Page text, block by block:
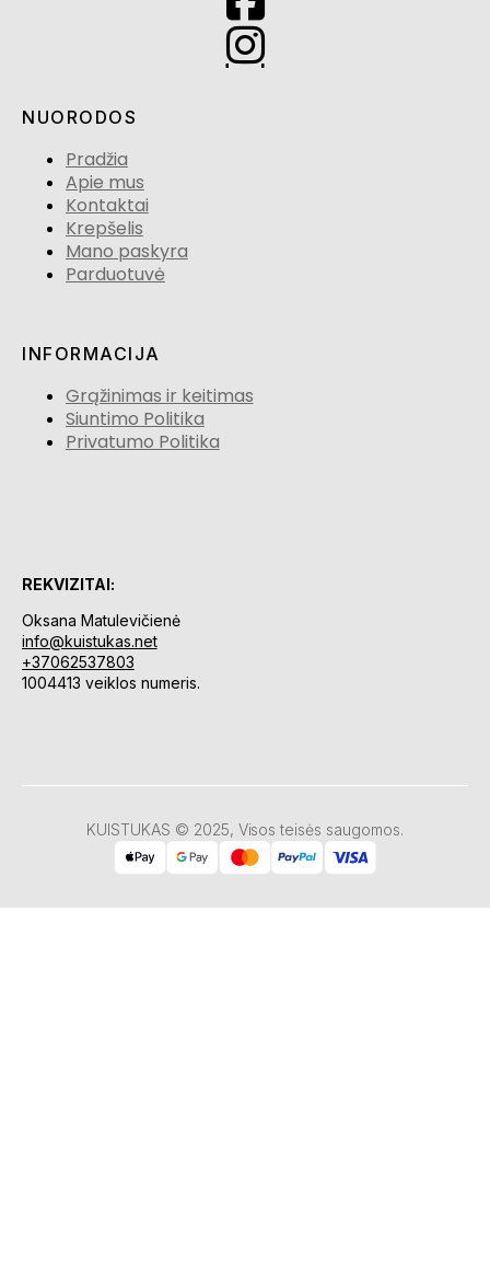
NUORODOS
Pradžia
Apie mus
Kontaktai
Krepšelis
Mano paskyra
Parduotuvė
INFORMACIJA
Grąžinimas ir keitimas
Siuntimo Politika
Privatumo Politika
REKVIZITAI:
Oksana Matulevičienė
info@kuistukas.net
+37062537803
1004413 veiklos numeris.
KUISTUKAS © 2025, Visos teisės saugomos.